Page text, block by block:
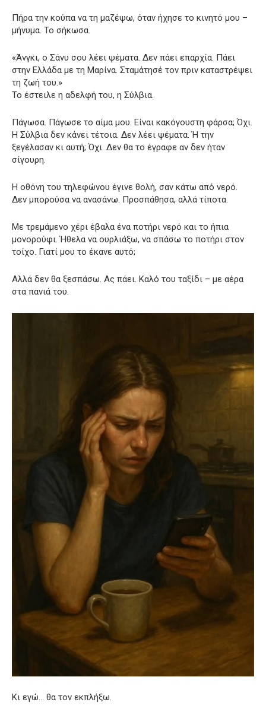
Πήρα την κούπα να τη μαζέψω, όταν ήχησε το κινητό μου –
μήνυμα. Το σήκωσα.
«Άνγκι, ο Σάνυ σου λέει ψέματα. Δεν πάει επαρχία. Πάει
στην Ελλάδα με τη Μαρίνα. Σταμάτησέ τον πριν καταστρέψει
τη ζωή του.»
Το έστειλε η αδελφή του, η Σύλβια.
Πάγωσα. Πάγωσε το αίμα μου. Είναι κακόγουστη φάρσα; Όχι.
Η Σύλβια δεν κάνει τέτοια. Δεν λέει ψέματα. Ή την
ξεγέλασαν κι αυτή; Όχι. Δεν θα το έγραφε αν δεν ήταν
σίγουρη.
Η οθόνη του τηλεφώνου έγινε θολή, σαν κάτω από νερό.
Δεν μπορούσα να ανασάνω. Προσπάθησα, αλλά τίποτα.
Με τρεμάμενο χέρι έβαλα ένα ποτήρι νερό και το ήπια
μονορούφι. Ήθελα να ουρλιάξω, να σπάσω το ποτήρι στον
τοίχο. Γιατί μου το έκανε αυτό;
Αλλά δεν θα ξεσπάσω. Ας πάει. Καλό του ταξίδι – με αέρα
στα πανιά του.
Κι εγώ… θα τον εκπλήξω.